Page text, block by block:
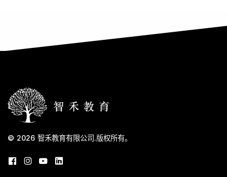
© 2026 智禾教育有限公司.版权所有。